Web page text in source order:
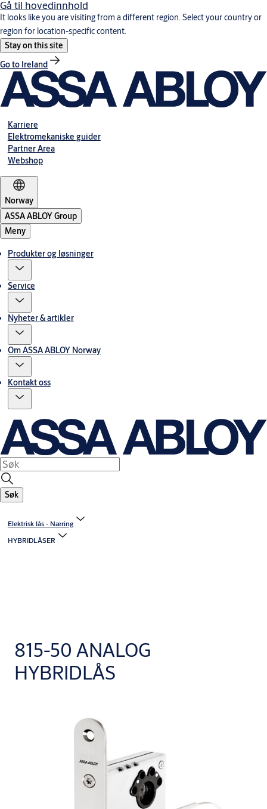
Gå til hovedinnhold
It looks like you are visiting from a different region. Select your country or
region for location-specific content.
Stay on this site
Go to Ireland
Karriere
Elektromekaniske guider
Partner Area
Webshop
Norway
ASSA ABLOY Group
Meny
Produkter og løsninger
Service
Nyheter & artikler
Om ASSA ABLOY Norway
Kontakt oss
Søk
Elektrisk lås - Næring
HYBRIDLÅSER
815-50 ANALOG
HYBRIDLÅS